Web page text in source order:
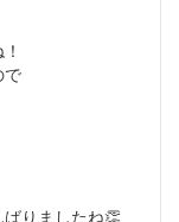
で
りましたね👏